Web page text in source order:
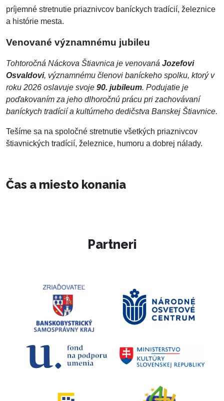
príjemné stretnutie priaznivcov baníckych tradícií, železnice
a histórie mesta.
Venované významnému jubileu
Tohtoročná Náckova Štiavnica je venovaná Jozefovi
Osvaldovi, významnému členovi baníckeho spolku, ktorý v
roku 2026 oslavuje svoje 90. jubileum. Podujatie je
poďakovaním za jeho dlhoročnú prácu pri zachovávaní
baníckych tradícií a kultúrneho dedičstva Banskej Štiavnice.
Tešíme sa na spoločné stretnutie všetkých priaznivcov
štiavnických tradícií, železnice, humoru a dobrej nálady.
Čas a miesto konania
Partneri